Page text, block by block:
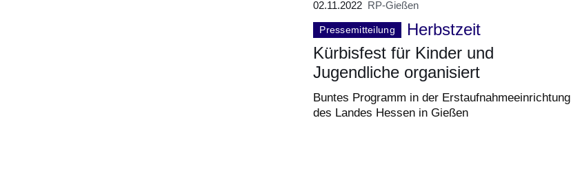
02.11.2022 RP-Gießen
Pressemitteilung
Herbstzeit
Kürbisfest für Kinder und
Jugendliche organisiert
Buntes Programm in der Erstaufnahmeeinrichtung
des Landes Hessen in Gießen